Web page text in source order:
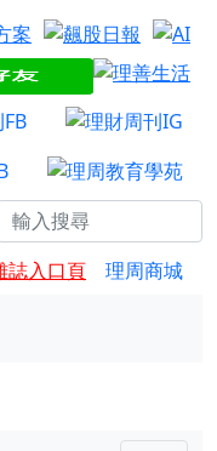
誌入口頁 理周商城